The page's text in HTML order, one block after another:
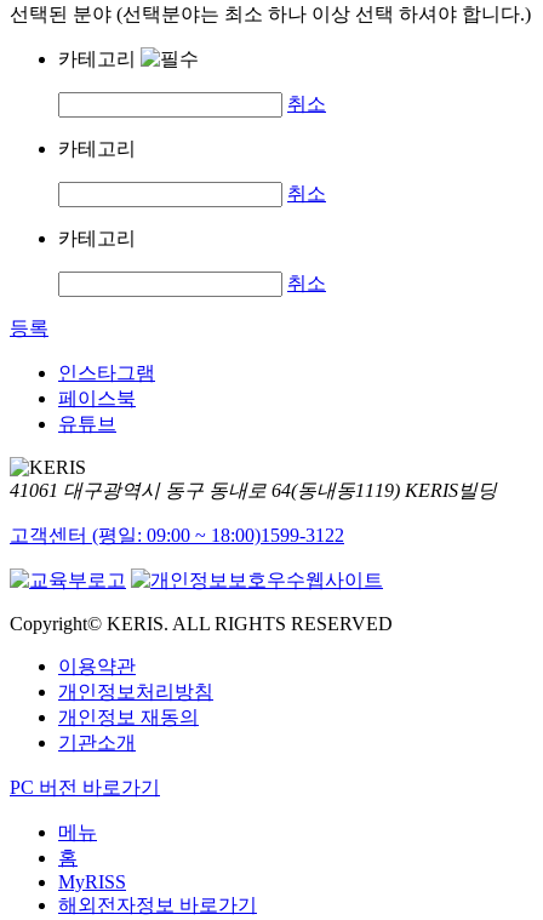
선택된 분야 (선택분야는 최소 하나 이상 선택 하셔야 합니다.)
카테고리
취소
카테고리
취소
카테고리
취소
등록
인스타그램
페이스북
유튜브
41061 대구광역시 동구 동내로 64(동내동1119) KERIS빌딩
고객센터 (평일: 09:00 ~ 18:00)1599-3122
Copyright© KERIS. ALL RIGHTS RESERVED
이용약관
개인정보처리방침
개인정보 재동의
기관소개
PC 버전 바로가기
메뉴
홈
MyRISS
해외전자정보 바로가기